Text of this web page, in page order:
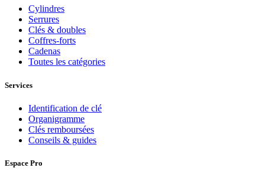
Cylindres
Serrures
Clés & doubles
Coffres-forts
Cadenas
Toutes les catégories
Services
Identification de clé
Organigramme
Clés remboursées
Conseils & guides
Espace Pro